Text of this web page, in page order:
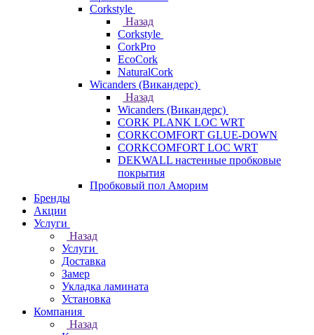
Corkstyle
Назад
Corkstyle
CorkPro
EcoCork
NaturalCork
Wicanders (Викандерс)
Назад
Wicanders (Викандерс)
CORK PLANK LOC WRT
CORKCOMFORT GLUE-DOWN
CORKCOMFORT LOC WRT
DEKWALL настенные пробковые
покрытия
Пробковый пол Аморим
Бренды
Акции
Услуги
Назад
Услуги
Доставка
Замер
Укладка ламината
Установка
Компания
Назад